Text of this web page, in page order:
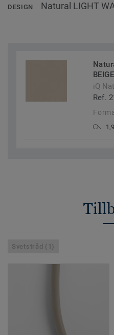
DESIGN Natural LIGHT
iQ
Ref.
Svetstråd (1)